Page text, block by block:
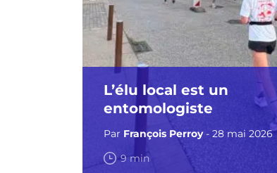
L’élu local est un
entomologiste
Par François Perroy- 28 mai 2026
9 min